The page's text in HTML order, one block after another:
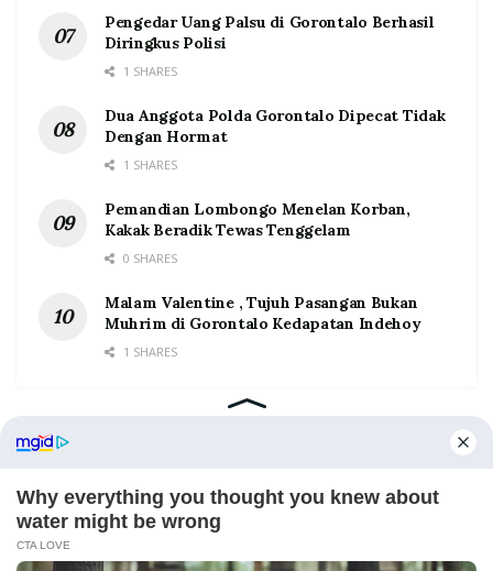
Pengedar Uang Palsu di Gorontalo Berhasil
Diringkus Polisi
1 SHARES
Dua Anggota Polda Gorontalo Dipecat Tidak
Dengan Hormat
1 SHARES
Pemandian Lombongo Menelan Korban,
Kakak Beradik Tewas Tenggelam
0 SHARES
Malam Valentine , Tujuh Pasangan Bukan
Muhrim di Gorontalo Kedapatan Indehoy
1 SHARES
Home Tentang Kontak Redaksi Pedoman Media Siber